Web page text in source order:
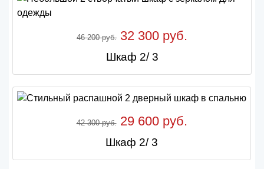
46 200 руб. 32 300 руб.
Шкаф 2/ 3
42 300 руб.29 600 руб.
Шкаф 2/ 3